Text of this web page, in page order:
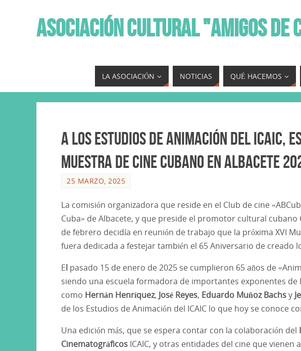
ASOCIACIÓN CULTURAL "AMIGOS DE
LA ASOCIACIÓN NOTICIAS QUÉ HACEMOS
A los Estudios de Animación del ICAIC,
Muestra de Cine Cubano en Albacete
25 MARZO, 2025
La comisión organizadora que reside en el Club de cine
Cuba» de Albacete, y que preside el promotor cultural
de febrero decidía en reunión de trabajo que la próxima XVI
fuera dedicada a festejar también el 65 Aniversario de creado
El pasado 15 de enero de 2025 se cumplieron 65 años de
siendo una escuela formadora de importantes exponentes
como Hernán Henríquez, José Reyes, Eduardo Muñoz Bachsy
de los Estudios de Animación del ICAIC lo que hoy se conoce
Una edición más, que se espera contar con la colaboración del
Cinematográficos ICAIC, y otras entidades del cine que